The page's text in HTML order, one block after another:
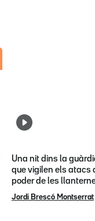
Una nit dins la
que vigilen els atacs
poder de les
Jordi Brescó Montserrat